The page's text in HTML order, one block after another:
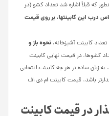
که قبلاً اشاره شد تعداد کشو (در
درب این کابینت­ها، بر روی قیمت
کابینت آشپزخانه،نحوه باز و
کشوها، در قیمت نهایی کابینت
زبان ساده ­تر هر چه کابینت انتخابی
باشد، قیمت کابینت ام دی اف
در قیمت کابینت